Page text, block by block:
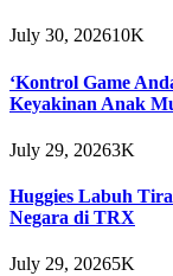
July 30, 202610K
‘Kontrol Game
Keyakinan Anak
July 29, 20263K
Huggies Labuh
Negara di TRX
July 29, 20265K